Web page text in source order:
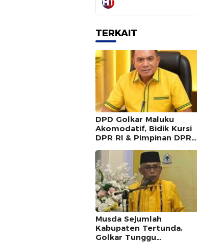
TERKAIT
DPD Golkar Maluku
Akomodatif, Bidik Kursi
DPR RI & Pimpinan DPRD
Musda Sejumlah
Kabupaten Tertunda,
Golkar Tunggu